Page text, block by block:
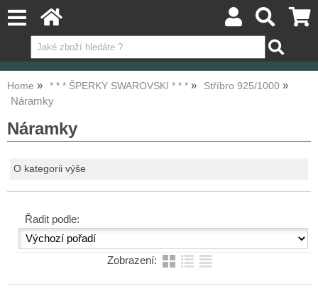
Home * * * ŠPERKY SWAROVSKI * * * Stříbro 925/1000
Náramky
Náramky
O kategorii výše
Řadit podle:
Zobrazení: